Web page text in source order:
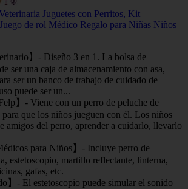
Juguetes con Perritos, Kit
de rol Médico Regalo para Niñas Niños
】- Diseño 3 en 1. La bolsa de
ser una caja de almacenamiento con asa,
ser un banco de trabajo de cuidado de
puede ser un...
】- Viene con un perro de peluche de
para que los niños jueguen con él. Los niños
amigos del perro, aprender a cuidarlo, llevarlo
para Niños】- Incluye perro de
estetoscopio, martillo reflectante, linterna,
gafas, etc.
】- El estetoscopio puede simular el sonido